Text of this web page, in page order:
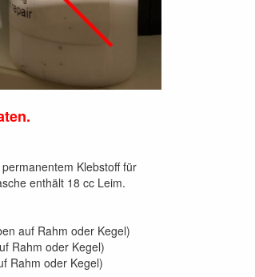
Klebstoff für
enthält 18 cc Leim.
auf Rahm oder Kegel)
Rahm oder Kegel)
Rahm oder Kegel)